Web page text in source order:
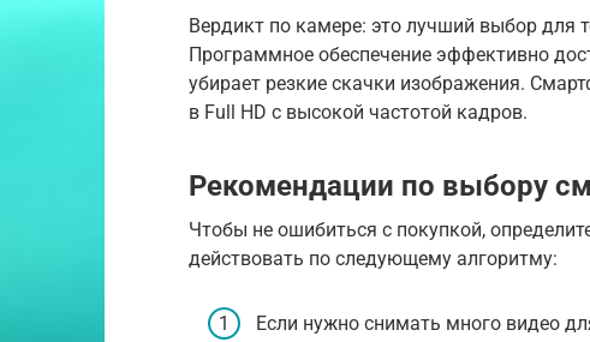
Вердикт по камере: это лучший выбор для
Программное обеспечение эффективно
убирает резкие скачки изображения.
в Full HD с высокой частотой кадров.
Рекомендации по выбору
Чтобы не ошибиться с покупкой,
действовать по следующему алгоритму:
Если нужно снимать много видео